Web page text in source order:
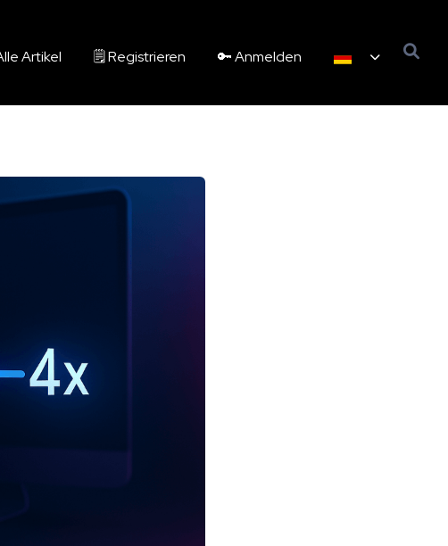
Artikel 🗒️ Registrieren 🔑 Anmelden